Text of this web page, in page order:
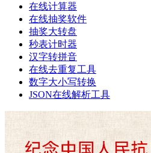
在线计算器
在线抽奖软件
抽奖大转盘
秒表计时器
汉字转拼音
在线去重复工具
数字大小写转换
JSON在线解析工具